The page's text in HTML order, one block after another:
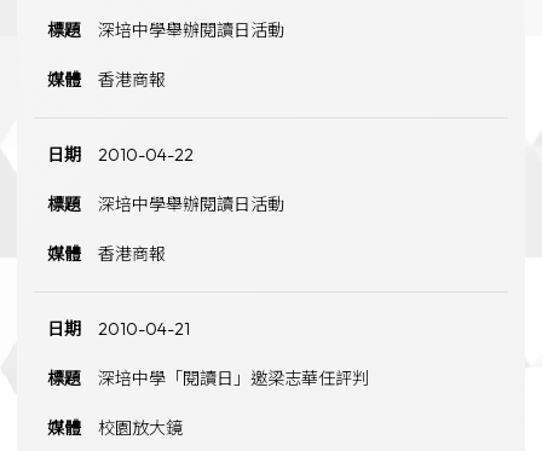
深培中學舉辦閱讀日活動
香港商報
2010-04-22
深培中學舉辦閱讀日活動
香港商報
2010-04-21
深培中學「閱讀日」邀梁志華任評判
校園放大鏡